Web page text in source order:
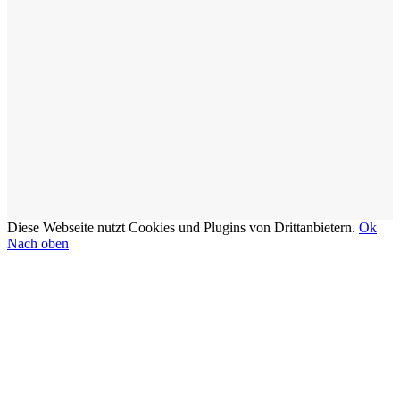
Diese Webseite nutzt Cookies und Plugins von Drittanbietern. Ok
Nach oben